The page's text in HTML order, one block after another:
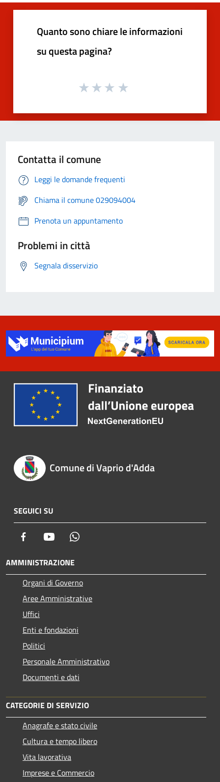
Quanto sono chiare le informazioni
su questa pagina?
Contatta il comune
Leggi le domande frequenti
Chiama il comune 029094004
Prenota un appuntamento
Problemi in città
Segnala disservizio
Comune di Vaprio d'Adda
SEGUICI SU
Facebook Youtube
AMMINISTRAZIONE
Organi di Governo
Aree Amministrative
Uffici
Enti e fondazioni
Politici
Personale Amministrativo
Documenti e dati
CATEGORIE DI SERVIZIO
Anagrafe e stato civile
Cultura e tempo libero
Vita lavorativa
Imprese e Commercio